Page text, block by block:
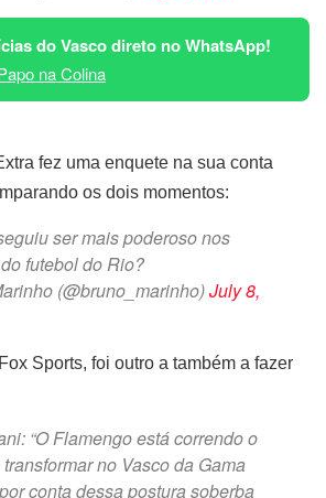
do Vasco direto no WhatsApp!
na Colina
fez uma enquete na sua conta
os dois momentos:
ser mais poderoso nos
futebol do Rio?
(@bruno_marinho)July 8,
Sports, foi outro a também a fazer
“O Flamengo está correndo o
no Vasco da Gama
conta dessa postura soberba